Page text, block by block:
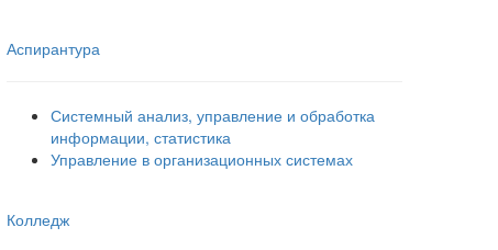
Аспирантура
Системный анализ, управление и обработка
информации, статистика
Управление в организационных системах
Колледж